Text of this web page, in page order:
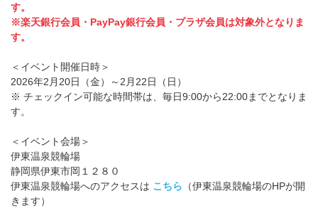
す。
※楽天銀行会員・PayPay銀行会員・プラザ会員は対象外となりま
す。
＜イベント開催日時＞
2026年2月20日（金）～2月22日（日）
※ チェックイン可能な時間帯は、毎日9:00から22:00までとなりま
す。
＜イベント会場＞
伊東温泉競輪場
静岡県伊東市岡１２８０
伊東温泉競輪場へのアクセスは こちら （伊東温泉競輪場のHPが開
きます）